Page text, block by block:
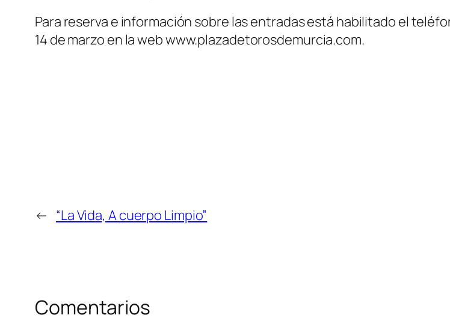
Para reserva e información sobre las entradas está habilitado el
14 de marzo en la web www.plazadetorosdemurcia.com.
← “La Vida, A cuerpo Limpio”
Comentarios